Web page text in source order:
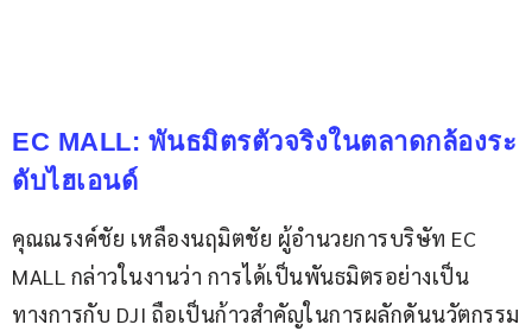
EC MALL: พันธมิตรตัวจริงในตลาดกล้องระ
ดับไฮเอนด์
คุณณรงค์ชัย เหลืองนฤมิตชัย ผู้อำนวยการบริษัท EC
MALL กล่าวในงานว่า การได้เป็นพันธมิตรอย่างเป็น
ทางการกับ DJI ถือเป็นก้าวสำคัญในการผลักดันนวัตกรรม